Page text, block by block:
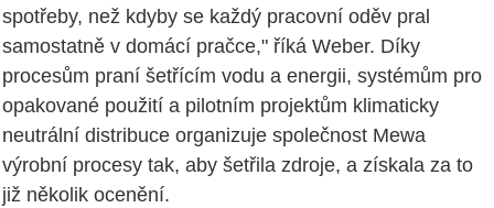
spotřeby, než kdyby se každý pracovní oděv pral
samostatně v domácí pračce," říká Weber. Díky
procesům praní šetřícím vodu a energii, systémům pro
opakované použití a pilotním projektům klimaticky
neutrální distribuce organizuje společnost Mewa
výrobní procesy tak, aby šetřila zdroje, a získala za to
již několik ocenění.